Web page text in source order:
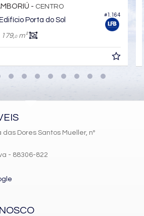
#1.164
- CENTRO
Porta do Sol
179,0m²
das Dores Santos Mueller, nº
- 88306-822